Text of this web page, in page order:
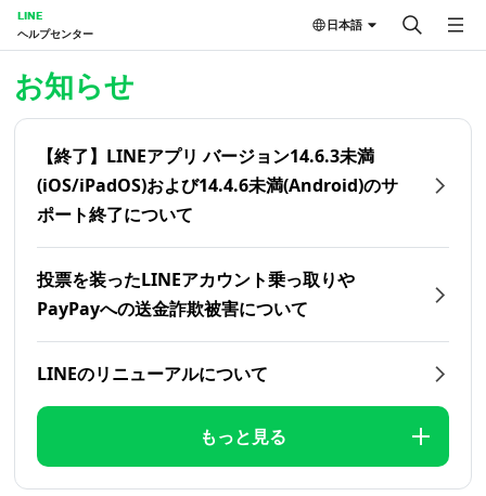
LINE
ヘルプセンター
日本語
お知らせ
【終了】LINEアプリ バージョン14.6.3未満
(iOS/iPadOS)および14.4.6未満(Android)のサ
ポート終了について
投票を装ったLINEアカウント乗っ取りや
PayPayへの送金詐欺被害について
LINEのリニューアルについて
もっと見る